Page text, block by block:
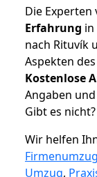
Die
Erfahrung
nach Rituvík
Aspekten
Kostenlose
Angaben
Gibt es
Wir helfen
Firmenumzug
Umzug,